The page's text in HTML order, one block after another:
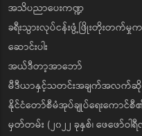
အသိပညာပေးကဏ္ဍ
ခရီးသွားလုပ်ငန်းဖွံ့ဖြိုးတိုးတက်မှု
ဆောင်းပါး
အယ်ဒီတာ့အာဘော်
မီဒီယာနှင့်သတင်းအချက်အလက်ဆို
နိုင်ငံတော်စီမံအုပ်ချုပ်ရေးကောင်
မှတ်တမ်း (၂၀၂၂ ခုနှစ်၊ ဖေဖော်ဝါ